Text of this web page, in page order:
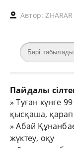
Автор:ZHARAR
Пайдалы
»Туған күнге
қысқаша,
»Абай
жүктеу, оқу